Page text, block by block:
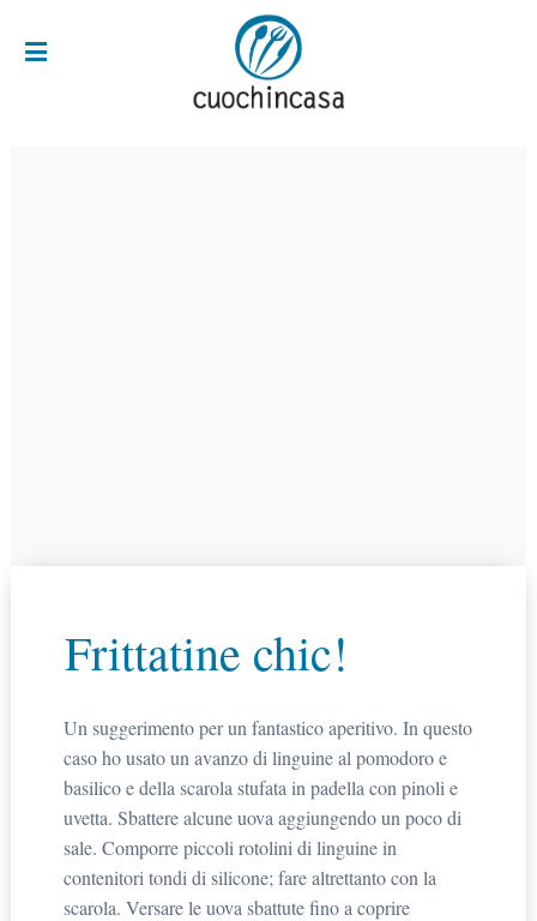
Frittatine chic!
Un suggerimento per un fantastico aperitivo. In questo
caso ho usato un avanzo di linguine al pomodoro e
basilico e della scarola stufata in padella con pinoli e
uvetta. Sbattere alcune uova aggiungendo un poco di
sale. Comporre piccoli rotolini di linguine in
contenitori tondi di silicone; fare altrettanto con la
scarola. Versare le uova sbattute fino a coprire